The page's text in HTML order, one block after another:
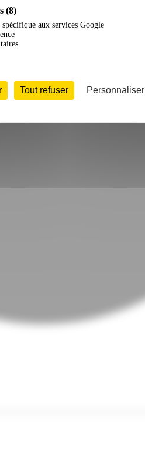
(8)
spécifique aux services Google
Tout refuser Personnaliser